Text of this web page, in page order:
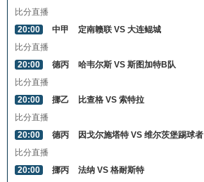
比分直播
20:00
中甲
定南赣联 VS 大连鲲城
比分直播
20:00
德丙
哈韦尔斯 VS 斯图加特B队
比分直播
20:00
挪乙
比查格 VS 索特拉
比分直播
20:00
德丙
因戈尔施塔特 VS 维尔茨堡踢球者
比分直播
20:00
挪丙
法纳 VS 格耐斯特